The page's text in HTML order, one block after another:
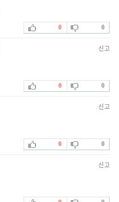
0 0
신고
0 0
신고
0 0
신고